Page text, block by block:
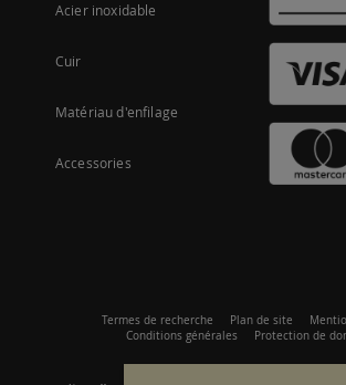
Acier inoxidable
Cuir
Matériau d'enfilage
Accessories
Termes de recherche Plan de site
Conditions générales
Protection de